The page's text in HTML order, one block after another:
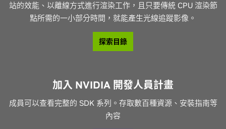
站的效能、以離線方式進行渲染工作，且只要傳統 CPU 渲染節
點所需的一小部分時間，就能產生光線追蹤影像。
探索目錄
加入 NVIDIA 開發人員計畫
成員可以查看完整的 SDK 系列。存取數百種資源、安裝指南等
內容